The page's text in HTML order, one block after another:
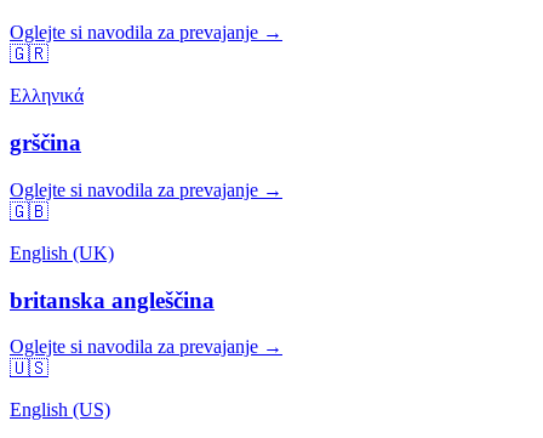
Oglejte si navodila za prevajanje →
🇬🇷
Ελληνικά
grščina
Oglejte si navodila za prevajanje →
🇬🇧
English (UK)
britanska angleščina
Oglejte si navodila za prevajanje →
🇺🇸
English (US)